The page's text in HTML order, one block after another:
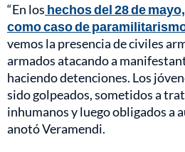
“En los hechos del 28 de
como caso de
vemos la presencia de civiles
armados atacando a
haciendo detenciones. Los
sido golpeados, sometidos a
inhumanos y luego obligados a
anotó Veramendi.